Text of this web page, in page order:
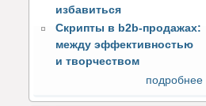
избавиться
Скрипты в b2b-продажах:
между эффективностью
и творчеством
подробнее